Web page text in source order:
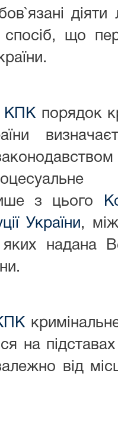
що
КПКпорядок
з цього
України,
яких надана
на
від